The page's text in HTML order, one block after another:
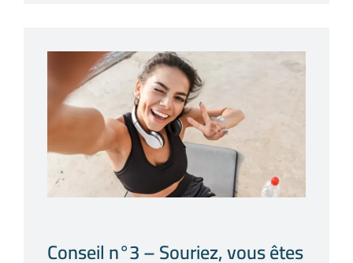
Conseil n°3 – Souriez, vous êtes